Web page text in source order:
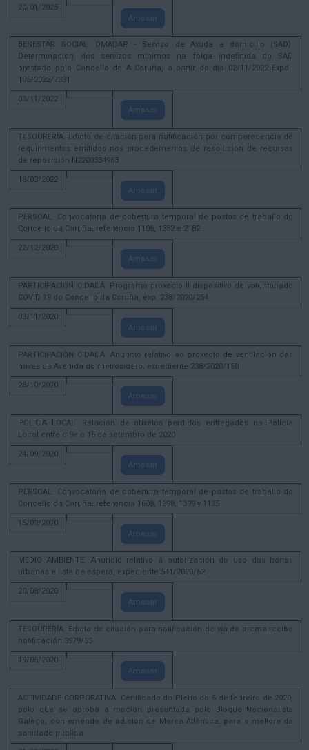
20/01/2025
Amosar
BENESTAR SOCIAL. OMADAP - Servizo de Axuda a domicilio (SAD):
Determinación dos servizos mínimos na folga indefinida do SAD
prestado polo Concello de A Coruña, a partir do día 02/11/2022 Expd.:
105/2022/7331
03/11/2022
Amosar
TESOURERÍA. Edicto de citación para notificación por comparecencia de
requirimentos emitidos nos procedementos de resolución de recursos
de reposición N2200334963
18/03/2022
Amosar
PERSOAL. Convocatoria de cobertura temporal de postos de traballo do
Concello da Coruña, referencia 1106, 1382 e 2182
22/12/2020
Amosar
PARTICIPACIÓN CIDADÁ. Programa proxecto II dispositivo de voluntariado
COVID 19 do Concello da Coruña, exp. 238/2020/254
03/11/2020
Amosar
PARTICIPACIÓN CIDADÁ. Anuncio relativo ao proxecto de ventilación das
naves da Avenida do metrosidero, expediente 238/2020/150
28/10/2020
Amosar
POLICÍA LOCAL. Relación de obxetos perdidos entregados na Policía
Local entre o 9e o 15 de setembro de 2020
24/09/2020
Amosar
PERSOAL. Convocatoria de cobertura temporal de postos de traballo do
Concello da Coruña, referencia 1608, 1398, 1399 y 1135
15/09/2020
Amosar
MEDIO AMBIENTE. Anuncio relativo á autorización do uso das hortas
urbanas e lista de espera, expediente 541/2020/62
20/08/2020
Amosar
TESOURERÍA. Edicto de citación para notificación de vía de prema recibo
notificación 3979/55
19/06/2020
Amosar
ACTIVIDADE CORPORATIVA. Certificado do Pleno do 6 de febreiro de 2020,
polo que se aproba a moción presentada polo Bloque Nacionalista
Galego, con emenda de adición de Marea Atlántica, para a mellora da
sanidade pública.